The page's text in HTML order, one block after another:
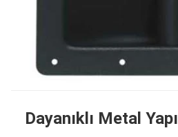
Dayanıklı Metal Yapı